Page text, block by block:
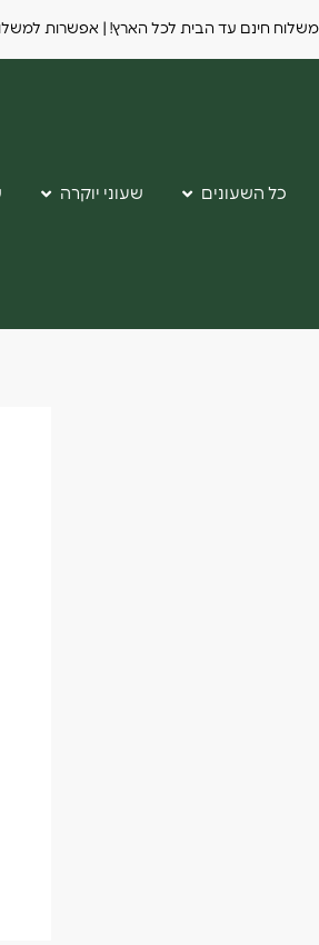
משלוח חינם עד הבית לכל הארץ! | אפשרות למשלוח
כל השעונים שעוני יוקרה